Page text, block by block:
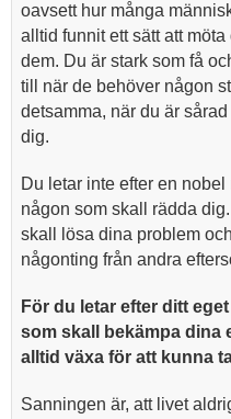
oavsett hur många
alltid funnit ett sätt att
dem. Du är stark som få
till när de behöver någon
detsamma, när du är
dig.
Du letar inte efter en
någon som skall rädda
skall lösa dina problem
någonting från andra
För du letar efter ditt
som skall bekämpa dina
alltid växa för att kunna
Sanningen är, att livet